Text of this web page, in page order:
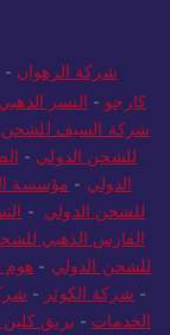
شركة الرهوان -
كارجو - النسر الذهبي
شركة السيف للشحن
للشحن الدولي -
الدولي - مؤسسة
للشحن الدولي -
الفارس الذهبي
للشحن الدولي - هوم
- شركة الكوثر -
الخدمات - بريق كلين